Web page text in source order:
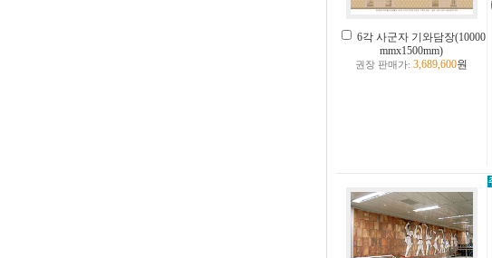
6각 사군자 기와담장(10000
mmx1500mm)
권장 판매가:3,689,600원